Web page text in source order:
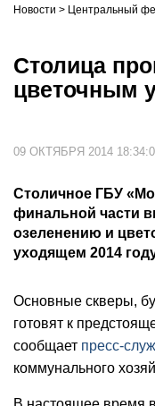
Новости > Центральный
Столица
цветочным
09 ОКТЯБРЯ 2014
Столичное ГБУ
финальной части
озеленению и
уходящем 2014
Основные скверы,
готовят к
сообщает пресс-
коммунального